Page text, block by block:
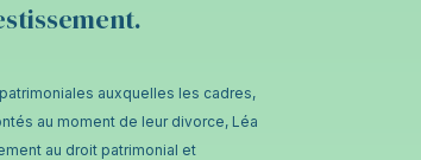
auxquelles les cadres,
au moment de leur divorce, Léa
au droit patrimonial et